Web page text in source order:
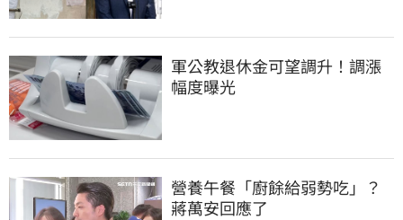
軍公教退休金可望調升！調漲
幅度曝光
營養午餐「廚餘給弱勢吃」？
蔣萬安回應了